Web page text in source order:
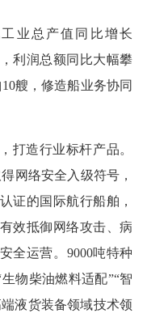
业总产值同比增长
利润总额同比大幅攀
艘，修造船业务协同
打造行业标杆产品。
网络安全入级符号，
证的国际航行船舶，
效抵御网络攻击、病
全运营。9000吨特种
物柴油燃料适配”“智
液货装备领域技术领